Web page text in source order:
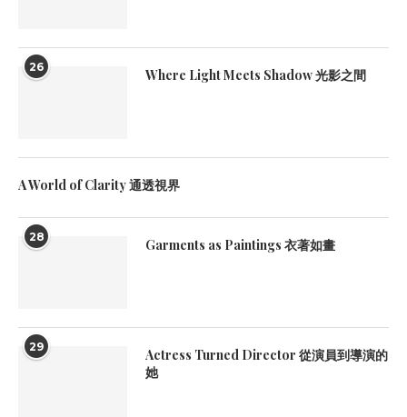
26 Where Light Meets Shadow 光影之間
A World of Clarity 通透視界
28 Garments as Paintings 衣著如畫
29
Actress Turned Director 從演員到導演的
她